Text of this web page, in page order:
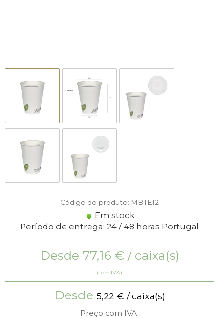
Código do produto: MBTE12
Em stock
Período de entrega: 24 / 48 horas Portugal
Desde 77,16 €/ caixa(s)
(sem IVA)
Desde 5,22 € / caixa(s)
Preço com IVA